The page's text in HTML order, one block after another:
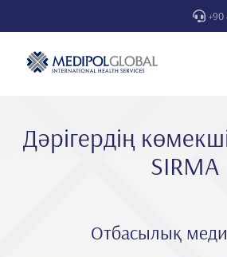
+90
Дәрігердің
SIRMA
Отбасылық